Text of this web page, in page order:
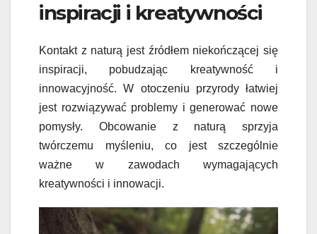
inspiracji i kreatywności
Kontakt z naturą jest źródłem niekończącej się
inspiracji, pobudzając kreatywność i
innowacyjność. W otoczeniu przyrody łatwiej
jest rozwiązywać problemy i generować nowe
pomysły. Obcowanie z naturą sprzyja
twórczemu myśleniu, co jest szczególnie
ważne w zawodach wymagających
kreatywności i innowacji.